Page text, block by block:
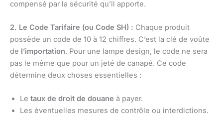
compensé par la sécurité qu’il apporte.
2. Le Code Tarifaire (ou Code SH) : Chaque produit
possède un code de 10 à 12 chiffres. C’est la clé de voûte
de l’importation. Pour une lampe design, le code ne sera
pas le même que pour un jeté de canapé. Ce code
détermine deux choses essentielles :
Le taux de droit de douane à payer.
Les éventuelles mesures de contrôle ou interdictions.